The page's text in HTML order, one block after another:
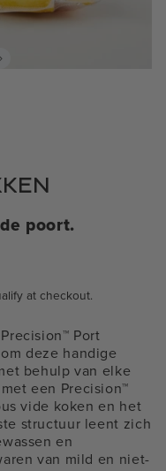
poort.
at checkout.
Port
deze handige
behulp van elke
een Precision™
vide koken en het
structuur leent zich
en
van mild en niet-